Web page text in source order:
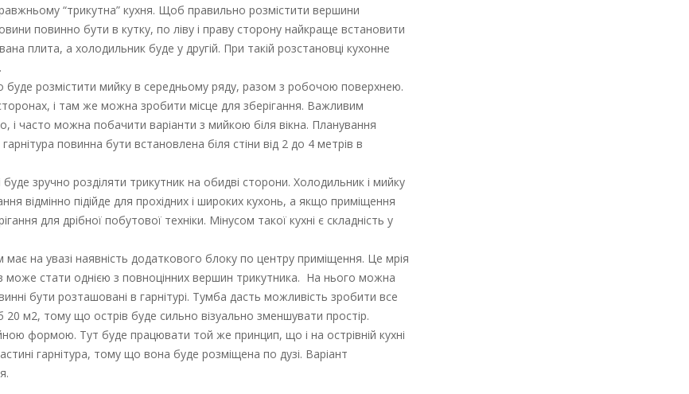
“трикутна” кухня. Щоб правильно розмістити вершини
повинно бути в кутку, по ліву і праву сторону найкраще встановити
плита, а холодильник буде у другій. При такій розстановці кухонне
розмістити мийку в середньому ряду, разом з робочою поверхнею.
і там же можна зробити місце для зберігання. Важливим
часто можна побачити варіанти з мийкою біля вікна. Планування
повинна бути встановлена біля стіни від 2 до 4 метрів в
зручно розділяти трикутник на обидві сторони. Холодильник і мийку
відмінно підійде для прохідних і широких кухонь, а якщо приміщення
для дрібної побутової техніки. Мінусом такої кухні є складність у
на увазі наявність додаткового блоку по центру приміщення. Це мрія
може стати однією з повноцінних вершин трикутника. На нього можна
бути розташовані в гарнітурі. Тумба дасть можливість зробити все
м2, тому що острів буде сильно візуально зменшувати простір.
формою. Тут буде працювати той же принцип, що і на острівній кухні
гарнітура, тому що вона буде розміщена по дузі. Варіант